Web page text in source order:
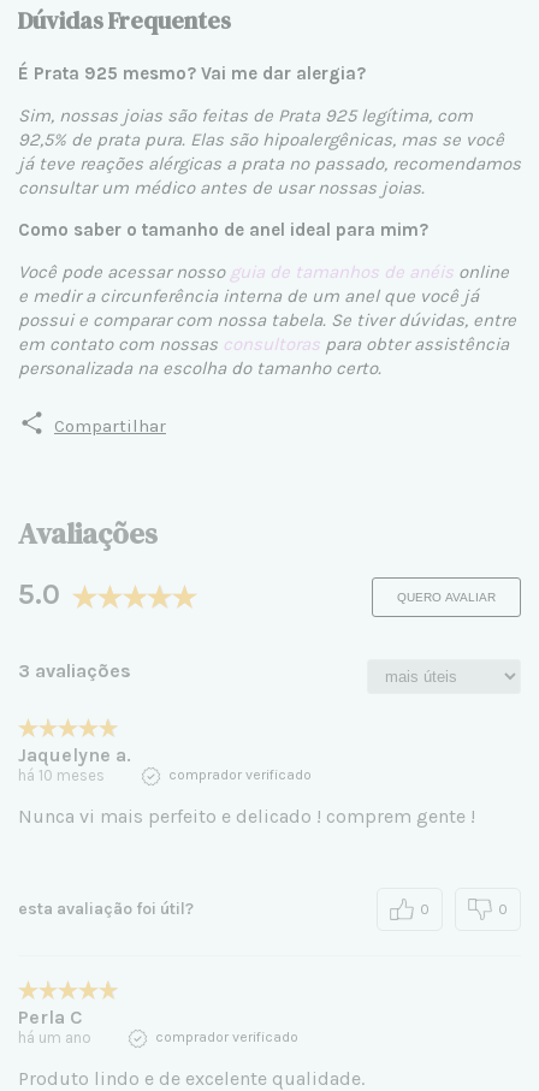
Dúvidas Frequentes
É Prata 925 mesmo? Vai me dar alergia?
Sim, nossas joias são feitas de Prata 925 legítima, com
92,5% de prata pura. Elas são hipoalergênicas, mas se você
já teve reações alérgicas a prata no passado, recomendamos
consultar um médico antes de usar nossas joias.
Como saber o tamanho de anel ideal para mim?
Você pode acessar nosso guia de tamanhos de anéis online
e medir a circunferência interna de um anel que você já
possui e comparar com nossa tabela. Se tiver dúvidas, entre
em contato com nossas consultoras para obter assistência
personalizada na escolha do tamanho certo.
Compartilhar
Avaliações
5.0 QUERO AVALIAR
3 avaliações
Jaquelyne a.
há 10 meses comprador verificado
Nunca vi mais perfeito e delicado ! comprem gente !
esta avaliação foi útil? 0 0
Perla C
há um ano comprador verificado
Produto lindo e de excelente qualidade.